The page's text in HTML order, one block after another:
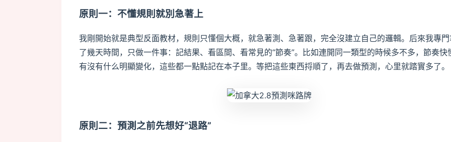
原則一：不懂規則就別急著上
我剛開始就是典型反面教材，規則只懂個大概，就急著測、急著跟，完全沒建立自己的邏輯。后來我專
了幾天時間，只做一件事：記結果、看區間、看常見的“節奏”。比如連開同一類型的時候多不多，節奏快
有沒有什么明顯變化，這些都一點點記在本子里。等把這些東西捋順了，再去做預測，心里就踏實多了。
原則二：預測之前先想好“退路”